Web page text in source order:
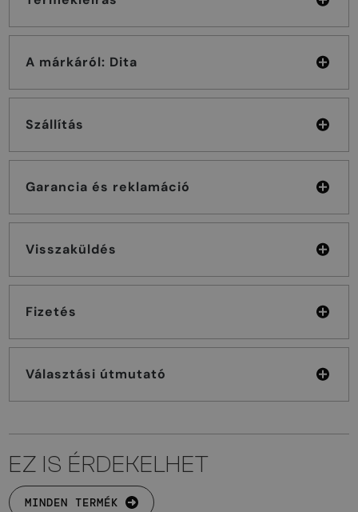
A márkáról: Dita
Szállítás
Garancia és reklamáció
Visszaküldés
Fizetés
Választási útmutató
EZ IS ÉRDEKELHET
MINDEN TERMÉK